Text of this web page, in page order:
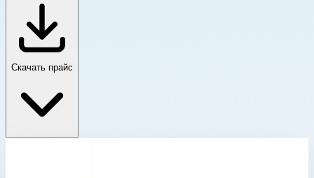
Скачать прайс